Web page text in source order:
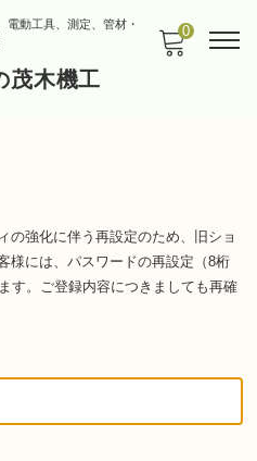
電動工具、測定、管材・
茂木機工
0
の強化に伴う再設定のため、旧ショ
様には、パスワードの再設定（8桁
す。 ご登録内容につきましても再確